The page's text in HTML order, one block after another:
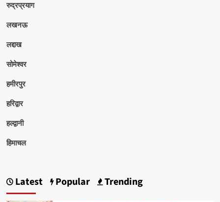
रुद्रप्रयाग
लखनऊ
लद्दाख
सोमेश्वर
हमीरपुर
हरिद्वार
हल्द्वानी
हिमाचल
Latest Popular Trending